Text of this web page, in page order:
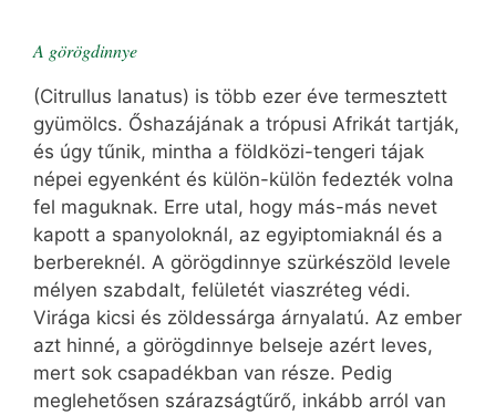
A görögdinnye
(Citrullus lanatus) is több ezer éve termesztett
gyümölcs. Őshazájának a trópusi Afrikát tartják,
és úgy tűnik, mintha a földközi-tengeri tájak
népei egyenként és külön-külön fedezték volna
fel maguknak. Erre utal, hogy más-más nevet
kapott a spanyoloknál, az egyiptomiaknál és a
berbereknél. A görögdinnye szürkészöld levele
mélyen szabdalt, felületét viaszréteg védi.
Virága kicsi és zöldessárga árnyalatú. Az ember
azt hinné, a görögdinnye belseje azért leves,
mert sok csapadékban van része. Pedig
meglehetősen szárazságtűrő, inkább arról van